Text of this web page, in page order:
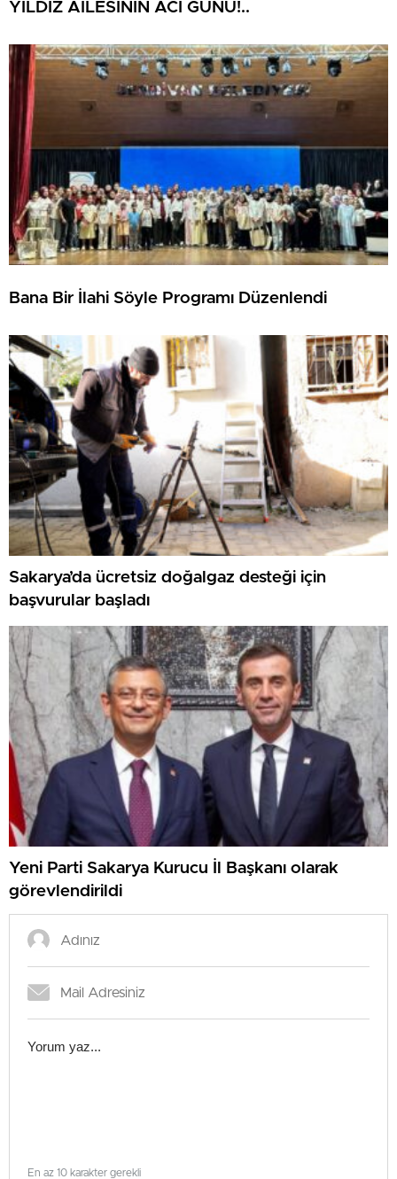
YILDIZ AİLESİNİN ACI GÜNÜ!..
Bana Bir İlahi Söyle Programı Düzenlendi
Sakarya’da ücretsiz doğalgaz desteği için
başvurular başladı
Yeni Parti Sakarya Kurucu İl Başkanı olarak
görevlendirildi
En az 10 karakter gerekli